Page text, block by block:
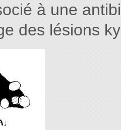
à une
des lésions